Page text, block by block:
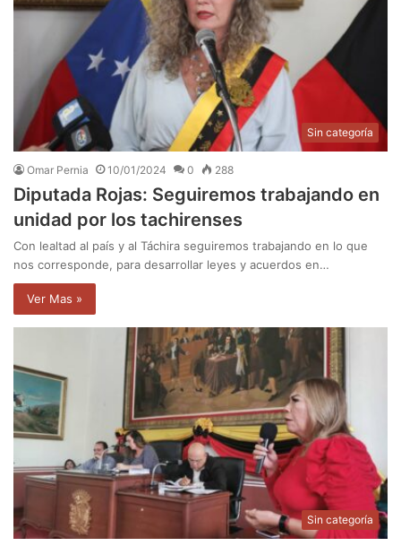
Sin categoría
Omar Pernia 10/01/2024 0 288
Diputada Rojas: Seguiremos trabajando en
unidad por los tachirenses
Con lealtad al país y al Táchira seguiremos trabajando en lo que
nos corresponde, para desarrollar leyes y acuerdos en…
Ver Mas »
Sin categoría